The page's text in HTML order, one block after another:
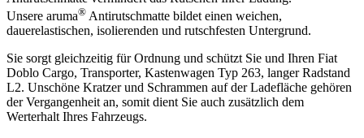
Unsere aruma® Antirutschmatte bildet einen weichen,
dauerelastischen, isolierenden und rutschfesten Untergrund.
Sie sorgt gleichzeitig für Ordnung und schützt Sie und Ihren Fiat
Doblo Cargo, Transporter, Kastenwagen Typ 263, langer Radstand
L2. Unschöne Kratzer und Schrammen auf der Ladefläche gehören
der Vergangenheit an, somit dient Sie auch zusätzlich dem
Werterhalt Ihres Fahrzeugs.